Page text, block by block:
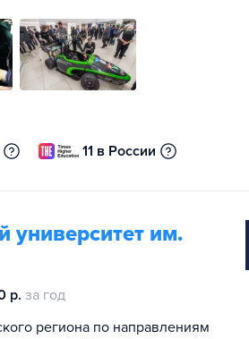
11 в России
университет им.
р. за год
региона по направлениям